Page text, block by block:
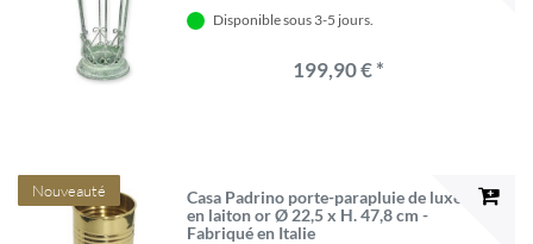
Disponible sous 3-5 jours.
199,90 € *
Nouveauté
Casa Padrino porte-parapluie de luxe
en laiton or Ø 22,5 x H. 47,8 cm -
Fabriqué en Italie